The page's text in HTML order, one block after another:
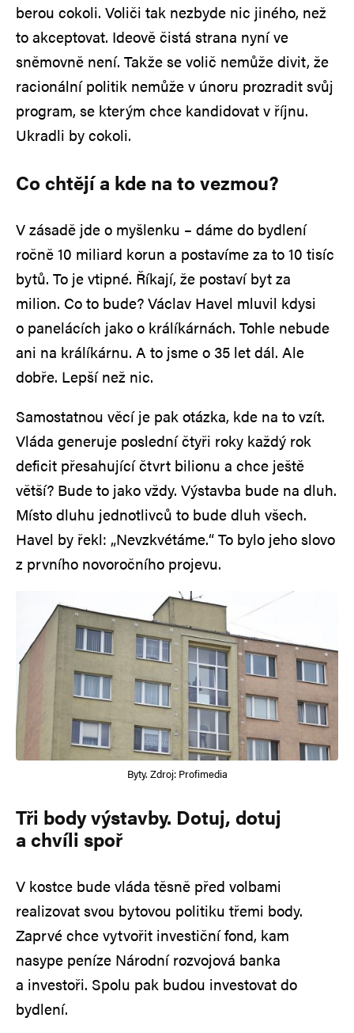
berou cokoli. Voliči tak nezbyde nic jiného, než
to akceptovat. Ideově čistá strana nyní ve
sněmovně není. Takže se volič nemůže divit, že
racionální politik nemůže v únoru prozradit svůj
program, se kterým chce kandidovat v říjnu.
Ukradli by cokoli.
Co chtějí a kde na to vezmou?
V zásadě jde o myšlenku – dáme do bydlení
ročně 10 miliard korun a postavíme za to 10 tisíc
bytů. To je vtipné. Říkají, že postaví byt za
milion. Co to bude? Václav Havel mluvil kdysi
o panelácích jako o králíkárnách. Tohle nebude
ani na králíkárnu. A to jsme o 35 let dál. Ale
dobře. Lepší než nic.
Samostatnou věcí je pak otázka, kde na to vzít.
Vláda generuje poslední čtyři roky každý rok
deficit přesahující čtvrt bilionu a chce ještě
větší? Bude to jako vždy. Výstavba bude na dluh.
Místo dluhu jednotlivců to bude dluh všech.
Havel by řekl: „Nevzkvétáme.“ To bylo jeho slovo
z prvního novoročního projevu.
Byty. Zdroj: Profimedia
Tři body výstavby. Dotuj, dotuj
a chvíli spoř
V kostce bude vláda těsně před volbami
realizovat svou bytovou politiku třemi body.
Zaprvé chce vytvořit investiční fond, kam
nasype peníze Národní rozvojová banka
a investoři. Spolu pak budou investovat do
bydlení.